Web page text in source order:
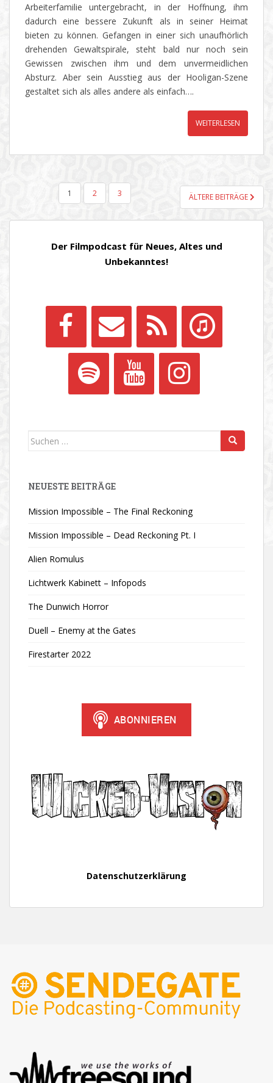
Arbeiterfamilie untergebracht, in der Hoffnung, ihm
dadurch eine bessere Zukunft als in seiner Heimat
bieten zu können. Gefangen in einer sich unaufhörlich
drehenden Gewaltspirale, steht bald nur noch sein
Gewissen zwischen ihm und dem unvermeidlichen
Absturz. Aber sein Ausstieg aus der Hooligan-Szene
gestaltet sich als alles andere als einfach….
WEITERLESEN
SEITENNUMMERIERUNG
BEITRÄGE
1 2 3 ÄLTERE BEITRÄGE
Der Filmpodcast für Neues, Altes und
Unbekanntes!
Suchen
NEUESTE BEITRÄGE
Mission Impossible – The Final Reckoning
Mission Impossible – Dead Reckoning Pt. I
Alien Romulus
Lichtwerk Kabinett – Infopods
The Dunwich Horror
Duell – Enemy at the Gates
Firestarter 2022
Datenschutzerklärung